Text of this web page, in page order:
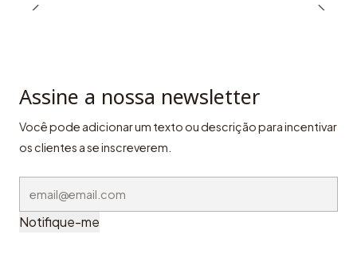
Assine a nossa newsletter
Você pode adicionar um texto ou descrição para incentivar
os clientes a se inscreverem.
Notifique-me